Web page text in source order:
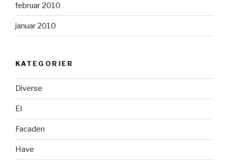
februar 2010
januar 2010
KATEGORIER
Diverse
El
Facaden
Have